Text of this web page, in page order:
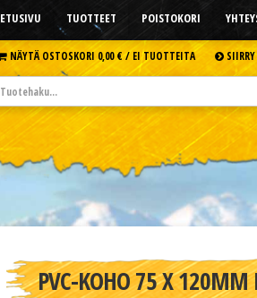
ETUSIVU TUOTTEET POISTOKORI
NÄYTÄ OSTOSKORI 0,00 € /EI TUOTTEITA SIIRRY
PVC-KOHO 75 X 120MM